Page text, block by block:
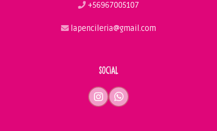
+56967005107
lapencileria@gmail.com
SOCIAL